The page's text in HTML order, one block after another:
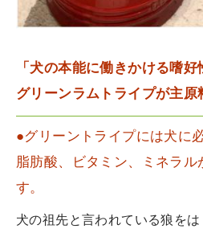
「犬の本能に働きかける嗜好
グリーンラムトライプが主原
●グリーントライプには犬に
脂肪酸、ビタミン、ミネラル
す。
犬の祖先と言われている狼を